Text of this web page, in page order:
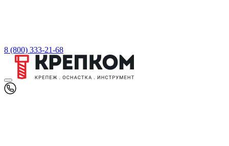
8 (800) 333-21-68